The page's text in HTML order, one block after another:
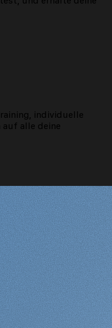
individuelle
alle deine